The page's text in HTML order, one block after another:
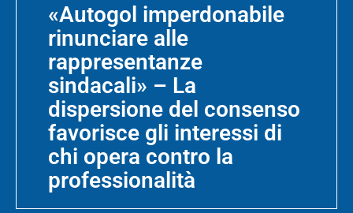
«Autogol imperdonabile
rinunciare alle
rappresentanze
sindacali» – La
dispersione del consenso
favorisce gli interessi di
chi opera contro la
professionalità